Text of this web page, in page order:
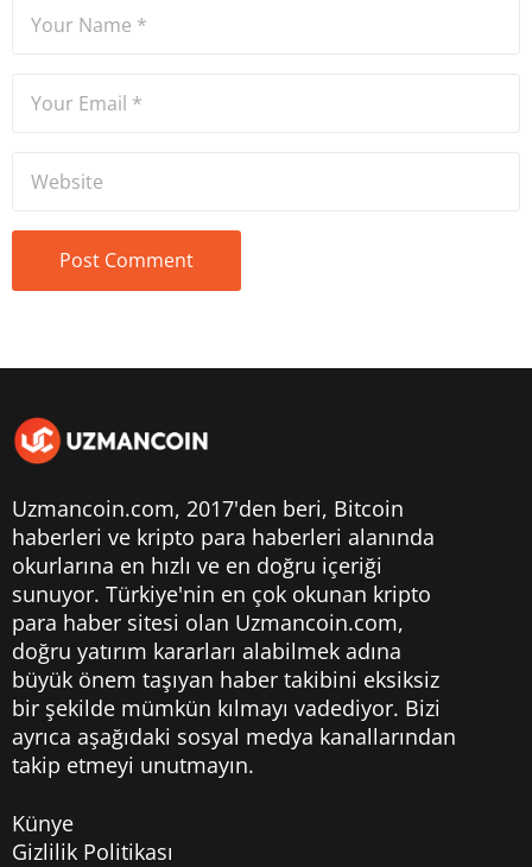
Uzmancoin.com, 2017'den beri, Bitcoin
haberleri ve kripto para haberleri alanında
okurlarına en hızlı ve en doğru içeriği
sunuyor. Türkiye'nin en çok okunan kripto
para haber sitesi olan Uzmancoin.com,
doğru yatırım kararları alabilmek adına
büyük önem taşıyan haber takibini eksiksiz
bir şekilde mümkün kılmayı vadediyor. Bizi
ayrıca aşağıdaki sosyal medya kanallarından
takip etmeyi unutmayın.
Künye
Gizlilik Politikası